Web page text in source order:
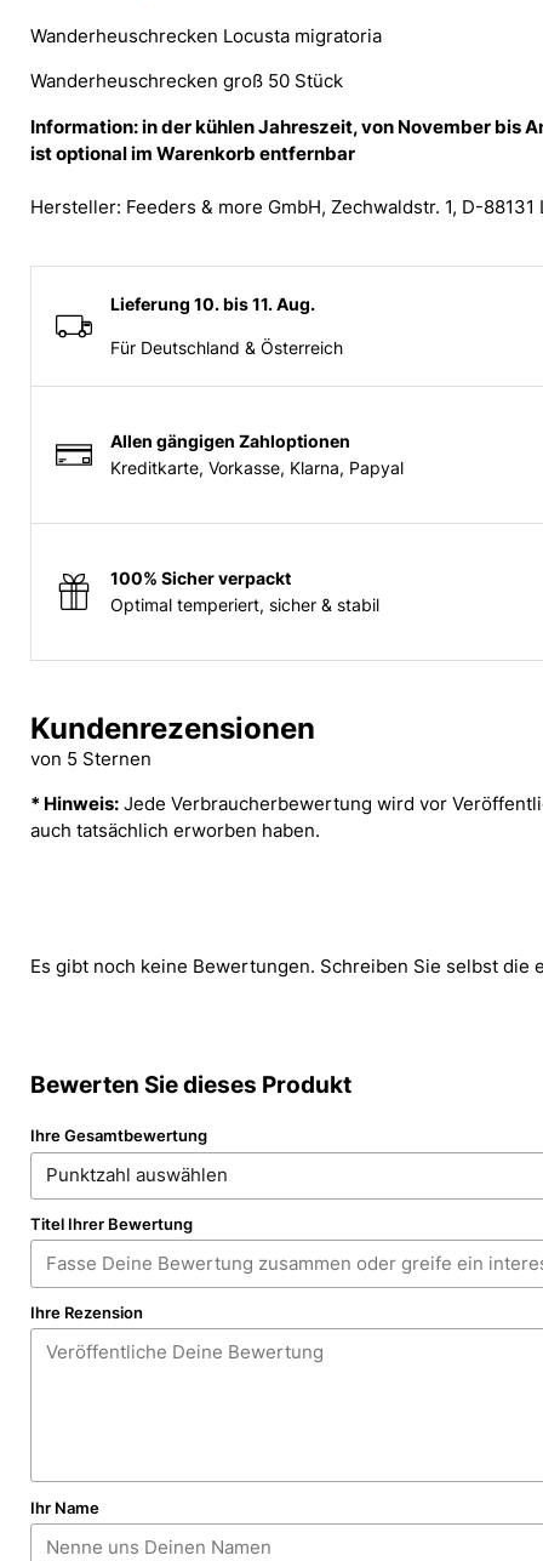
Wanderheuschrecken Locusta migratoria
Wanderheuschrecken groß 50 Stück
Information: in der kühlen Jahreszeit, von November bis
ist optional im Warenkorb entfernbar
Hersteller: Feeders & more GmbH, Zechwaldstr. 1, D-
Lieferung 10. bis 11. Aug.
Für Deutschland & Österreich
Allen gängigen Zahloptionen
Kreditkarte, Vorkasse, Klarna, Papyal
100% Sicher verpackt
Optimal temperiert, sicher & stabil
Kundenrezensionen
von 5 Sternen
* Hinweis: Jede Verbraucherbewertung wird vor
auch tatsächlich erworben haben.
Es gibt noch keine Bewertungen. Schreiben Sie selbst die
Bewerten Sie dieses Produkt
Ihre Gesamtbewertung
Titel Ihrer Bewertung
Ihre Rezension
Ihr Name